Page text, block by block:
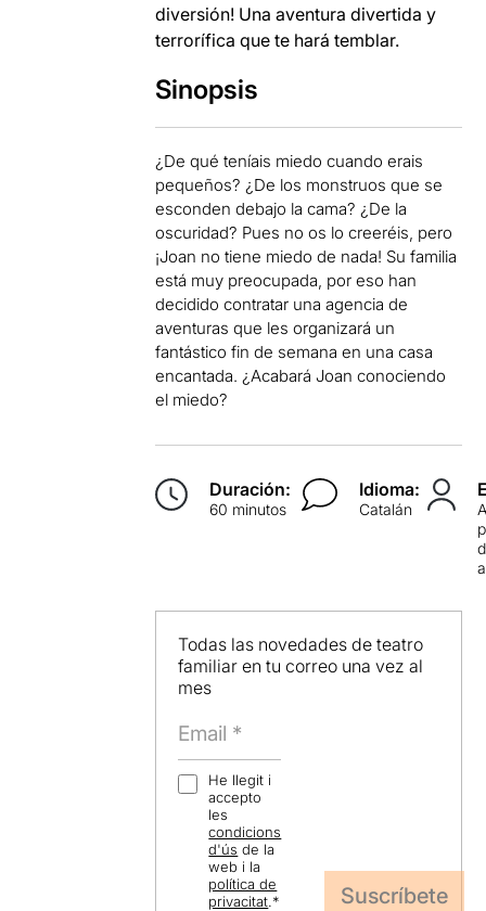
diversión! Una aventura divertida y
terrorífica que te hará temblar.
Sinopsis
¿De qué teníais miedo cuando erais
pequeños? ¿De los monstruos que se
esconden debajo la cama? ¿De la
oscuridad? Pues no os lo creeréis, pero
¡Joan no tiene miedo de nada! Su familia
está muy preocupada, por eso han
decidido contratar una agencia de
aventuras que les organizará un
fantástico fin de semana en una casa
encantada. ¿Acabará Joan conociendo
el miedo?
Duración:
60 minutos
Idioma:
Catalán
Todas las novedades de teatro
familiar en tu correo una vez al
mes
He llegit i
accepto
les
condicions
d'ús de la
web i la
política de
privacitat.*